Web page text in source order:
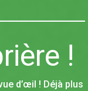
!
d’œil ! Déjà plus